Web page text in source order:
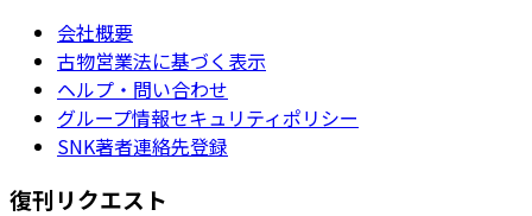
会社概要
古物営業法に基づく表示
ヘルプ・問い合わせ
グループ情報セキュリティポリシー
SNK著者連絡先登録
復刊リクエスト